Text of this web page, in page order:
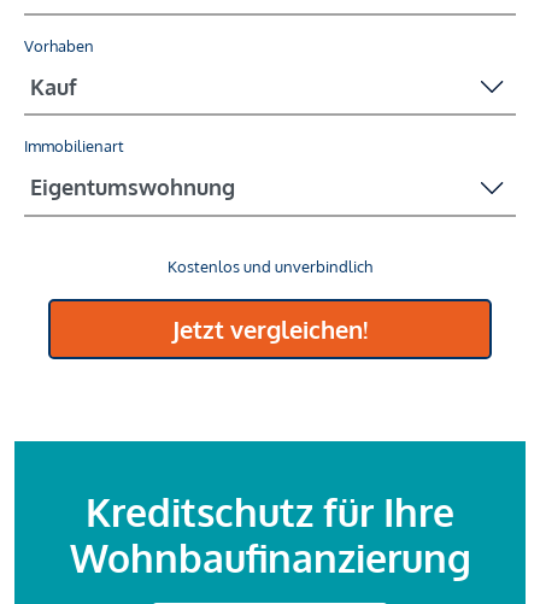
Vorhaben
Immobilienart
Kostenlos und unverbindlich
Jetzt vergleichen!
Kreditschutz für Ihre
Wohnbaufinanzierung